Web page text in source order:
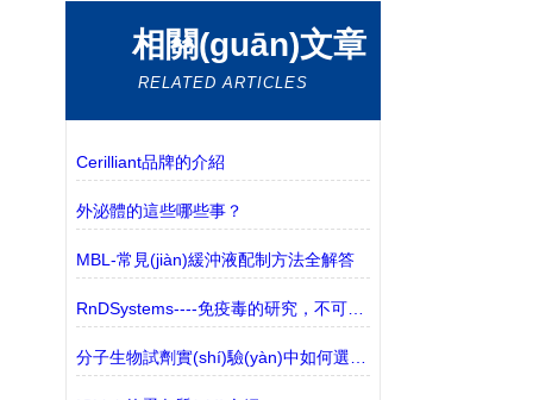
相關(guān)文章
RELATED ARTICLES
Cerilliant品牌的介紹
外泌體的這些哪些事？
MBL-常見(jiàn)緩沖液配制方法全解答
RnDSystems----免疫毒的研究，不可忽視的生物標(biāo)志物